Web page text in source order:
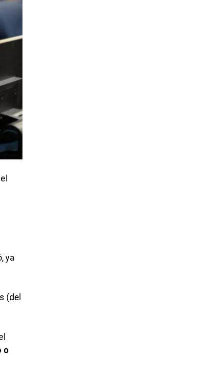
ya
(del
o